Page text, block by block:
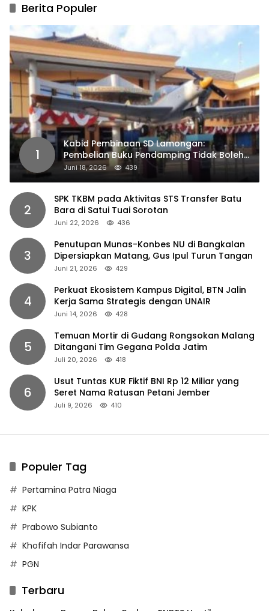
Berita Populer
1
Kabid Pembinaan SD Lamongan:
Pembelian Buku Pendamping Tidak Boleh
Dipaksakan
Juni 18, 2026 439
2
SPK TKBM pada Aktivitas STS Transfer Batu
Bara di Satui Tuai Sorotan
Juni 22, 2026 436
3
Penutupan Munas-Konbes NU di Bangkalan
Dipersiapkan Matang, Gus Ipul Turun Tangan
Juni 21, 2026 429
4
Perkuat Ekosistem Kampus Digital, BTN Jalin
Kerja Sama Strategis dengan UNAIR
Juni 14, 2026 428
5
Temuan Mortir di Gudang Rongsokan Malang
Ditangani Tim Gegana Polda Jatim
Juli 20, 2026 418
6
Usut Tuntas KUR Fiktif BNI Rp 12 Miliar yang
Seret Nama Ratusan Petani Jember
Juli 9, 2026 410
Populer Tag
Pertamina Patra Niaga
KPK
Prabowo Subianto
Khofifah Indar Parawansa
PGN
Terbaru